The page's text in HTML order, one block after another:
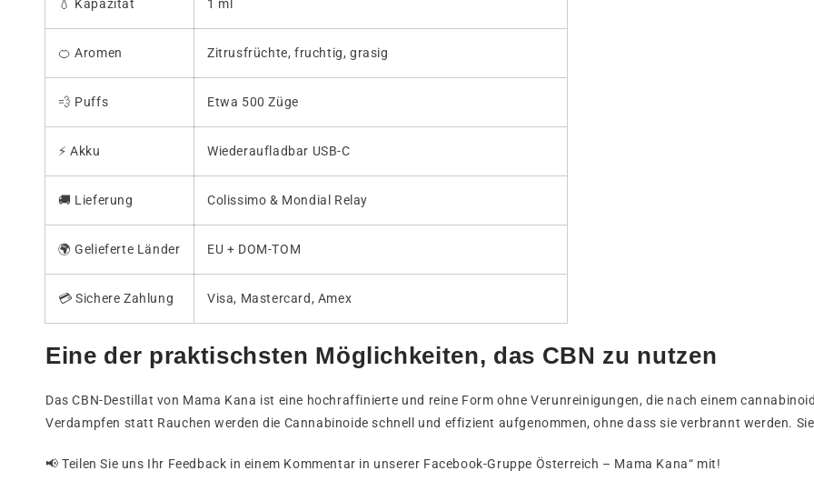
💧 Kapazität 1 ml
🍊 Aromen Zitrusfrüchte, fruchtig, grasig
💨 Puffs Etwa 500 Züge
⚡ Akku Wiederaufladbar USB-C
🚚 Lieferung Colissimo & Mondial Relay
🌍 Gelieferte Länder EU + DOM-TOM
💳 Sichere Zahlung Visa, Mastercard, Amex
Eine der praktischsten Möglichkeiten, das CBN zu nutzen
Das CBN-Destillat von Mama Kana ist eine hochraffinierte und reine Form ohne Verunreinigungen, die nach einem
Verdampfen statt Rauchen werden die Cannabinoide schnell und effizient aufgenommen, ohne dass sie verbrannt werden.
📢 Teilen Sie uns Ihr Feedback in einem Kommentar in unserer Facebook-Gruppe Österreich – Mama Kana“ mit!